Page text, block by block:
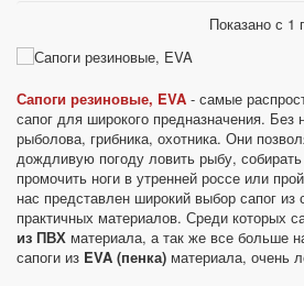
Сапоги резиновые, EVA - самые
сапог для широкого предназначения. Без
рыболова, грибника, охотника. Они
дождливую погоду ловить рыбу,
промочить ноги в утренней россе или
нас представлен широкий выбор сапог
практичных материалов. Среди которых
из ПВХ материала, а так же все больше
сапоги из EVA (пенка) материала, очень
Показано с 1